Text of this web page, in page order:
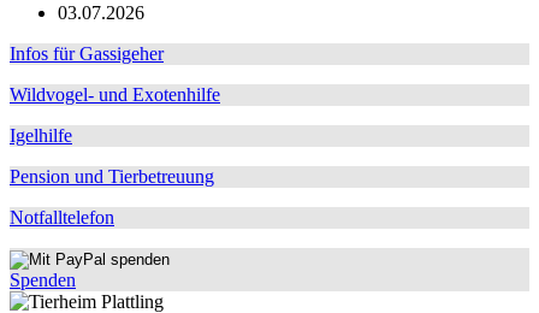
03.07.2026
Infos für Gassigeher
Wildvogel- und Exotenhilfe
Igelhilfe
Pension und Tierbetreuung
Notfalltelefon
Spenden